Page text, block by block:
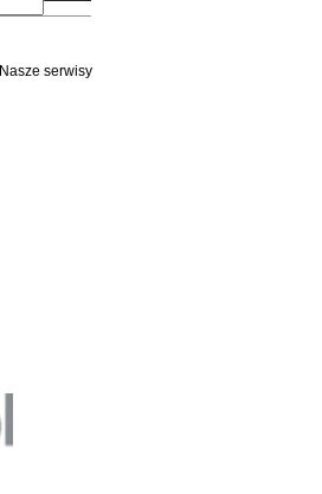
Nasze serwisy